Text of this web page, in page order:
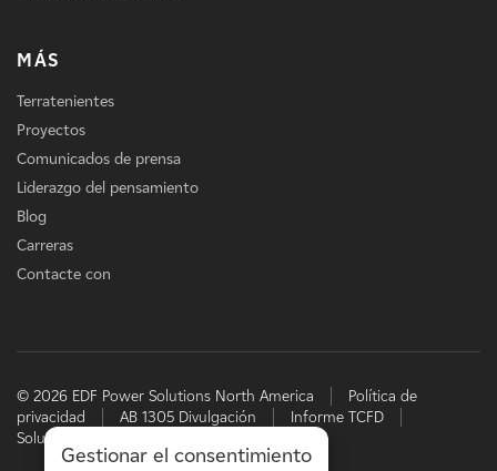
MÁS
Terratenientes
Proyectos
Comunicados de prensa
Liderazgo del pensamiento
Blog
Carreras
Contacte con
© 2026 EDF Power Solutions North America
Política de
privacidad
AB 1305 Divulgación
Informe TCFD
Soluciones energéticas de EDF
Gestionar el consentimiento